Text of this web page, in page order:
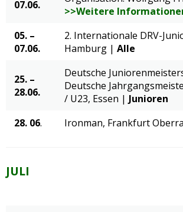
07.06.
>>Weitere
05. –
07.06.
2. Internationale DRV-
Hamburg | Alle
25. –
28.06.
Deutsche
Deutsche
/ U23, Essen | Junioren
28. 06. Ironman, Frankfurt
JULI